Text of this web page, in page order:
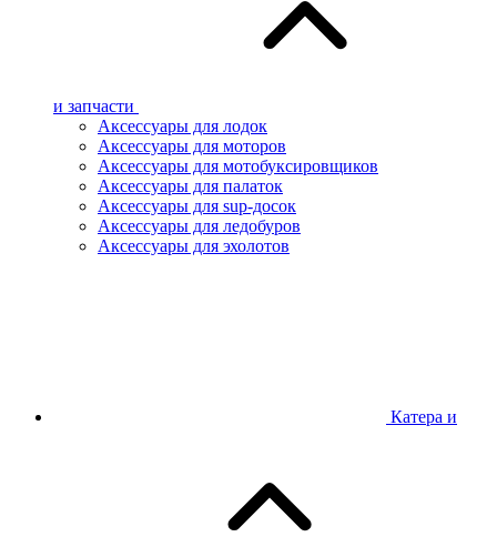
и запчасти
Аксессуары для лодок
Аксессуары для моторов
Аксессуары для мотобуксировщиков
Аксессуары для палаток
Аксессуары для sup-досок
Аксессуары для ледобуров
Аксессуары для эхолотов
Катера и